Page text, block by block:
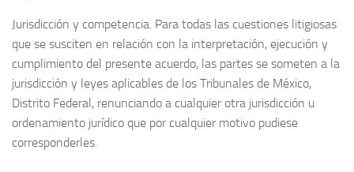
Jurisdicción y competencia. Para todas las cuestiones litigiosas
que se susciten en relación con la interpretación, ejecución y
cumplimiento del presente acuerdo, las partes se someten a la
jurisdicción y leyes aplicables de los Tribunales de México,
Distrito Federal, renunciando a cualquier otra jurisdicción u
ordenamiento jurídico que por cualquier motivo pudiese
corresponderles.